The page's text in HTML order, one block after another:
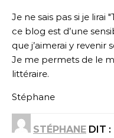
Je ne sais pas si je lirai
ce blog est d’une
que j’aimerai y revenir
Je me permets de le
littéraire.
Stéphane
STÉPHANE DIT :